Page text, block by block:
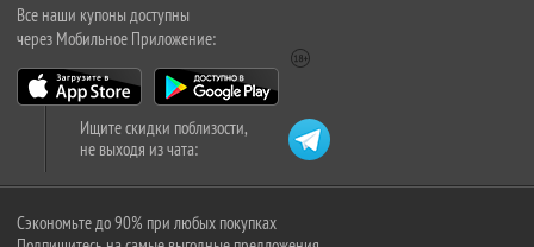
Все наши купоны доступны
через Мобильное Приложение:
Ищите скидки поблизости,
не выходя из чата:
Сэкономьте до 90% при любых покупках